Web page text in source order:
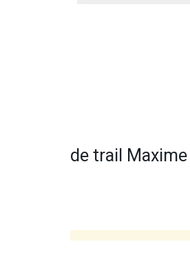
de trail